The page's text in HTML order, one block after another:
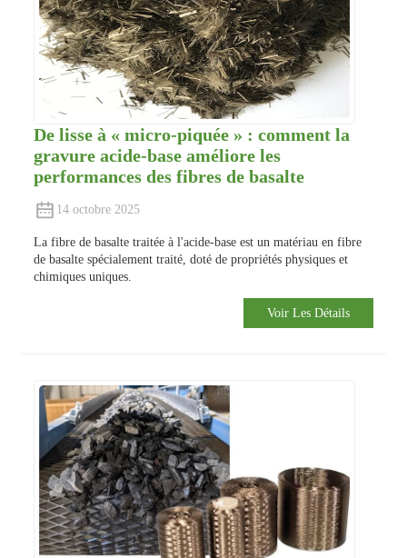
De lisse à « micro-piquée » : comment la
gravure acide-base améliore les
performances des fibres de basalte
14 octobre 2025
La fibre de basalte traitée à l'acide-base est un matériau en fibre
de basalte spécialement traité, doté de propriétés physiques et
chimiques uniques.
Voir Les Détails